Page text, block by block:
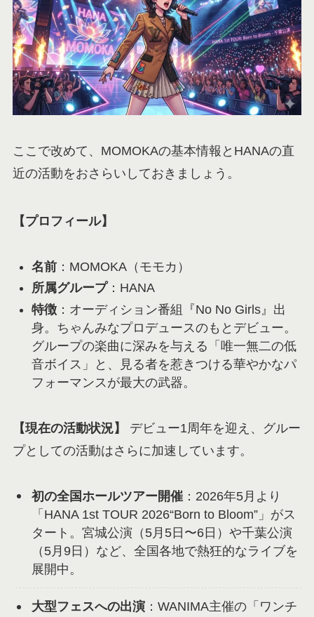
ここで改めて、MOMOKAの基本情報とHANAの直
近の活動をおさらいしておきましょう。
【プロフィール】
名前：MOMOKA（モモカ）
所属グループ：HANA
特徴：オーディション番組『No No Girls』出
身。ちゃんみなプロデュースのもとデビュー。
グループの楽曲に深みを与える「唯一無二の低
音ボイス」と、見る者を惹きつける華やかなパ
フォーマンスが最大の武器。
【現在の活動状況】
デビュー1周年を迎え、グルー
プとしての活動はさらに加速しています。
初の全国ホールツアー開催：2026年5月より
「HANA 1st TOUR 2026“Born to Bloom”」がス
タート。宮城公演（5月5日〜6日）や千葉公演
（5月9日）など、全国各地で熱狂的なライブを
展開中。
大型フェスへの出演：WANIMA主催の「ワンチ